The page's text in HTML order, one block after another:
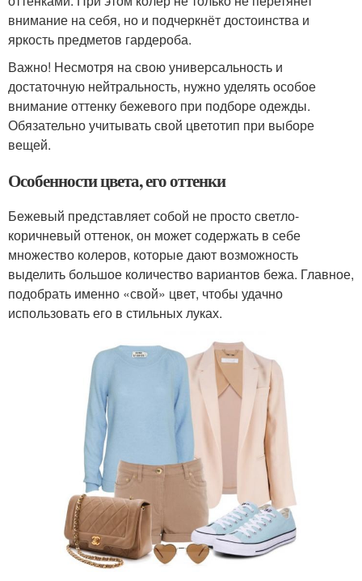
внимание на себя, но и подчеркнёт достоинства и
яркость предметов гардероба.
Важно! Несмотря на свою универсальность и
достаточную нейтральность, нужно уделять особое
внимание оттенку бежевого при подборе одежды.
Обязательно учитывать свой цветотип при выборе
вещей.
Особенности цвета, его оттенки
Бежевый представляет собой не просто светло-
коричневый оттенок, он может содержать в себе
множество колеров, которые дают возможность
выделить большое количество вариантов бежа. Главное,
подобрать именно «свой» цвет, чтобы удачно
использовать его в стильных луках.